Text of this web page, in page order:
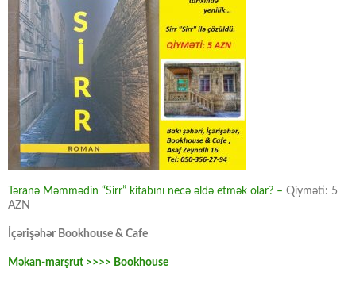
Təranə Məmmədin “Sirr” kitabını necə əldə etmək olar? – Qiyməti: 5
AZN
İçərişəhər Bookhouse & Cafe
Məkan-marşrut >>>> Bookhouse